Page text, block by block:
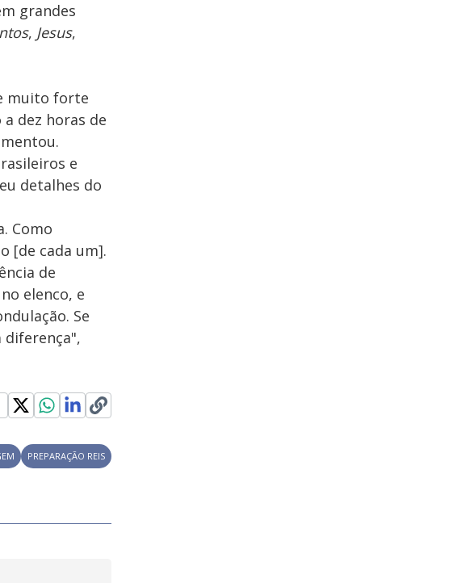
grandes
, Jesus,
muito forte
dez horas de
e
detalhes do
Como
[de cada um].
de
elenco, e
Se
diferença",
PREPARAÇÃO REIS